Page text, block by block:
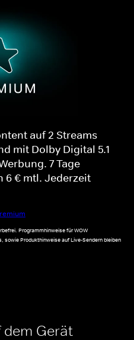
auf 2 Streams
mit Dolby Digital 5.1
7 Tage
6 € mtl. Jederzeit
Programmhinweise für WOW
sowie Produkthinweise auf Live-Sendern bleiben
dem Gerät